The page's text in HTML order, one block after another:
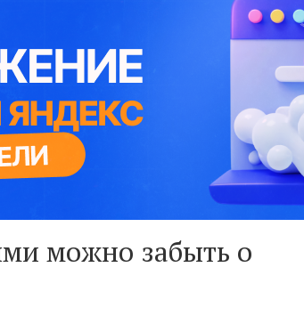
можно забыть о